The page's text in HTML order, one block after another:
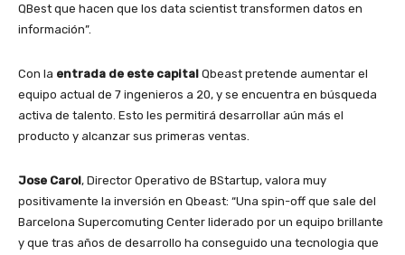
QBest que hacen que los data scientist transformen datos en
información”.
Con la entrada de este capital Qbeast pretende aumentar el
equipo actual de 7 ingenieros a 20, y se encuentra en búsqueda
activa de talento. Esto les permitirá desarrollar aún más el
producto y alcanzar sus primeras ventas.
Jose Carol, Director Operativo de BStartup, valora muy
positivamente la inversión en Qbeast: “Una spin-off que sale del
Barcelona Supercomuting Center liderado por un equipo brillante
y que tras años de desarrollo ha conseguido una tecnologia que